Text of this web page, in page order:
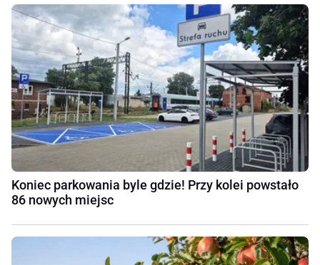
Koniec parkowania byle gdzie! Przy kolei powstało
86 nowych miejsc